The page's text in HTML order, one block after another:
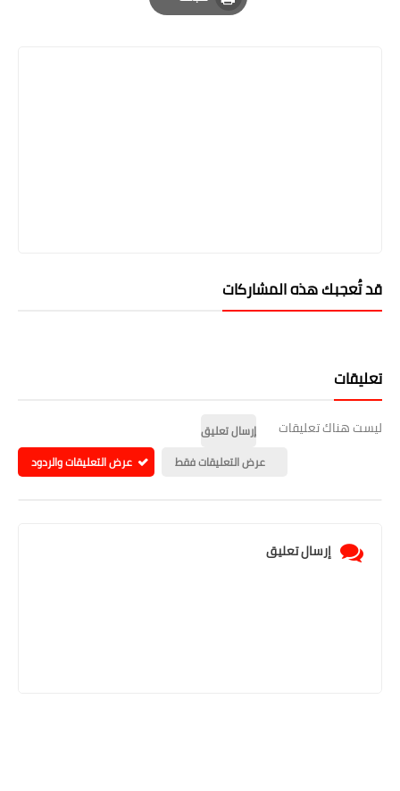
Print
قد تُعجبك هذه المشاركات
تعليقات
ليست هناك تعليقات
إرسال تعليق
عرض التعليقات فقط
عرض التعليقات والردود
إرسال تعليق